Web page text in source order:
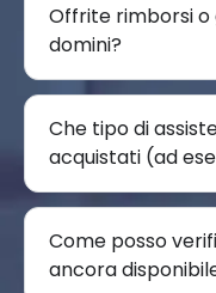
Offrite rimborsi o
domini?
Che tipo di
acquistati (ad
Come posso
ancora